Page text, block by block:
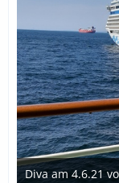
Diva am 4.6.21